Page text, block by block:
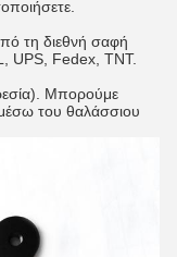
τη διεθνή σαφή
UPS, Fedex, TNT.
Μπορούμε
του θαλάσσιου